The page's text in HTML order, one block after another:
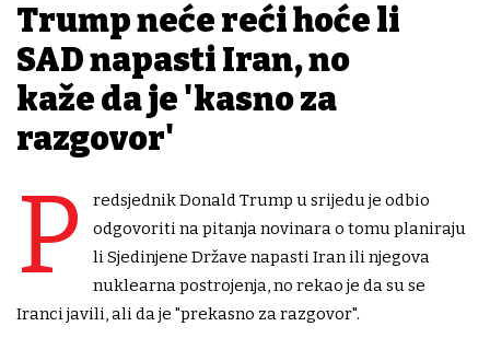
Trump neće reći hoće li
SAD napasti Iran, no
kaže da je 'kasno za
razgovor'
P
redsjednik Donald Trump u srijedu je odbio
odgovoriti na pitanja novinara o tomu planiraju
li Sjedinjene Države napasti Iran ili njegova
nuklearna postrojenja, no rekao je da su se
Iranci javili, ali da je "prekasno za razgovor".